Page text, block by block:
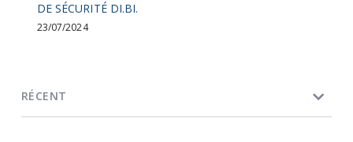
DE SÉCURITÉ DI.BI.
23/07/2024
RÉCENT